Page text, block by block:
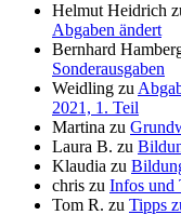
Helmut Heidrich
Abgaben ändert
Bernhard
Sonderausgaben
Weidling zu
2021, 1. Teil
Martina zu
Laura B. zu
Klaudia zu
chris zu Infos und
Tom R. zu Tipps